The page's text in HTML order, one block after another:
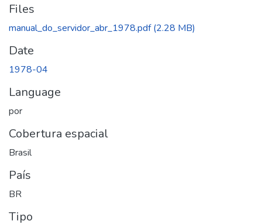
Files
manual_do_servidor_abr_1978.pdf(2.28 MB)
Date
1978-04
Language
por
Cobertura espacial
Brasil
País
BR
Tipo